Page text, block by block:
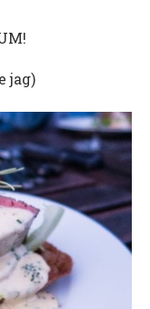
jag)